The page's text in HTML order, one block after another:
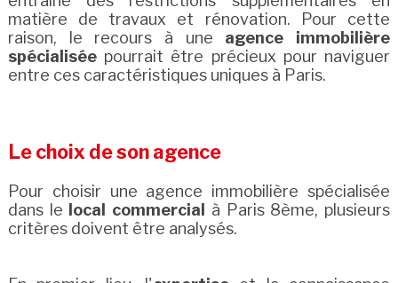
matière de travaux et rénovation. Pour cette
raison, le recours à une agence immobilière
spécialiséepourrait être précieux pour naviguer
entre ces caractéristiques uniques à Paris.
Le choix de son agence
Pour choisir une agence immobilière spécialisée
dans le
local commercial
à Paris 8ème, plusieurs
critères doivent être analysés.